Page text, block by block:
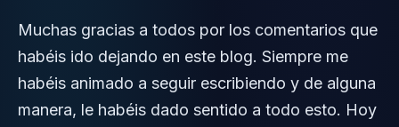
Muchas gracias a todos por los comentarios que
habéis ido dejando en este blog. Siempre me
habéis animado a seguir escribiendo y de alguna
manera, le habéis dado sentido a todo esto. Hoy